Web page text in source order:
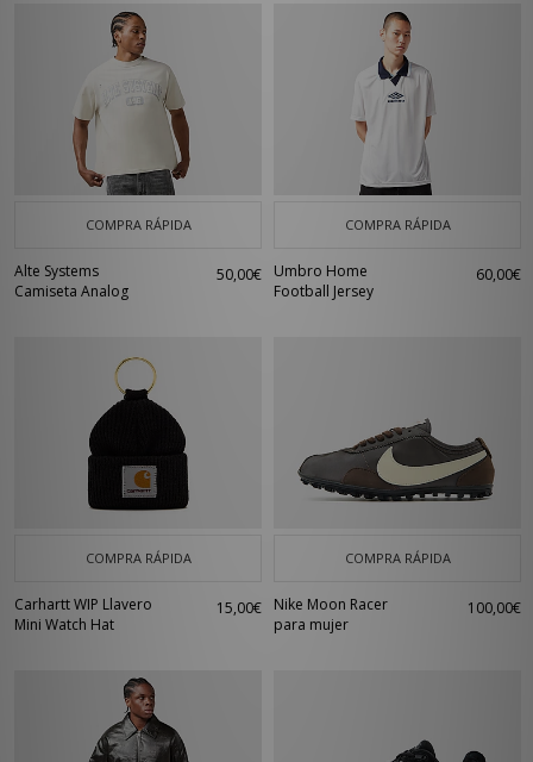
COMPRA RÁPIDA
Alte Systems
Camiseta Analog
50,00€
COMPRA RÁPIDA
Umbro Home
Football Jersey
60,00€
COMPRA RÁPIDA
Carhartt WIP Llavero
Mini Watch Hat
15,00€
COMPRA RÁPIDA
Nike Moon Racer
para mujer
100,00€